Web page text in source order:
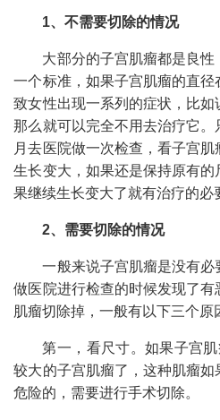
1、不需要切除的情况
大部分的子宫肌瘤都是良
一个标准，如果子宫肌瘤的直
致女性出现一系列的症状，比如
那么就可以完全不用去治疗它
月去医院做一次检查，看子宫
生长变大，如果还是保持原有
果继续生长变大了就有治疗的必
2、需要切除的情况
一般来说子宫肌瘤是没有
做医院进行检查的时候发现了
肌瘤切除掉，一般有以下三个原
第一，看尺寸。如果子宫
较大的子宫肌瘤了，这种肌瘤
危险的，需要进行手术切除。